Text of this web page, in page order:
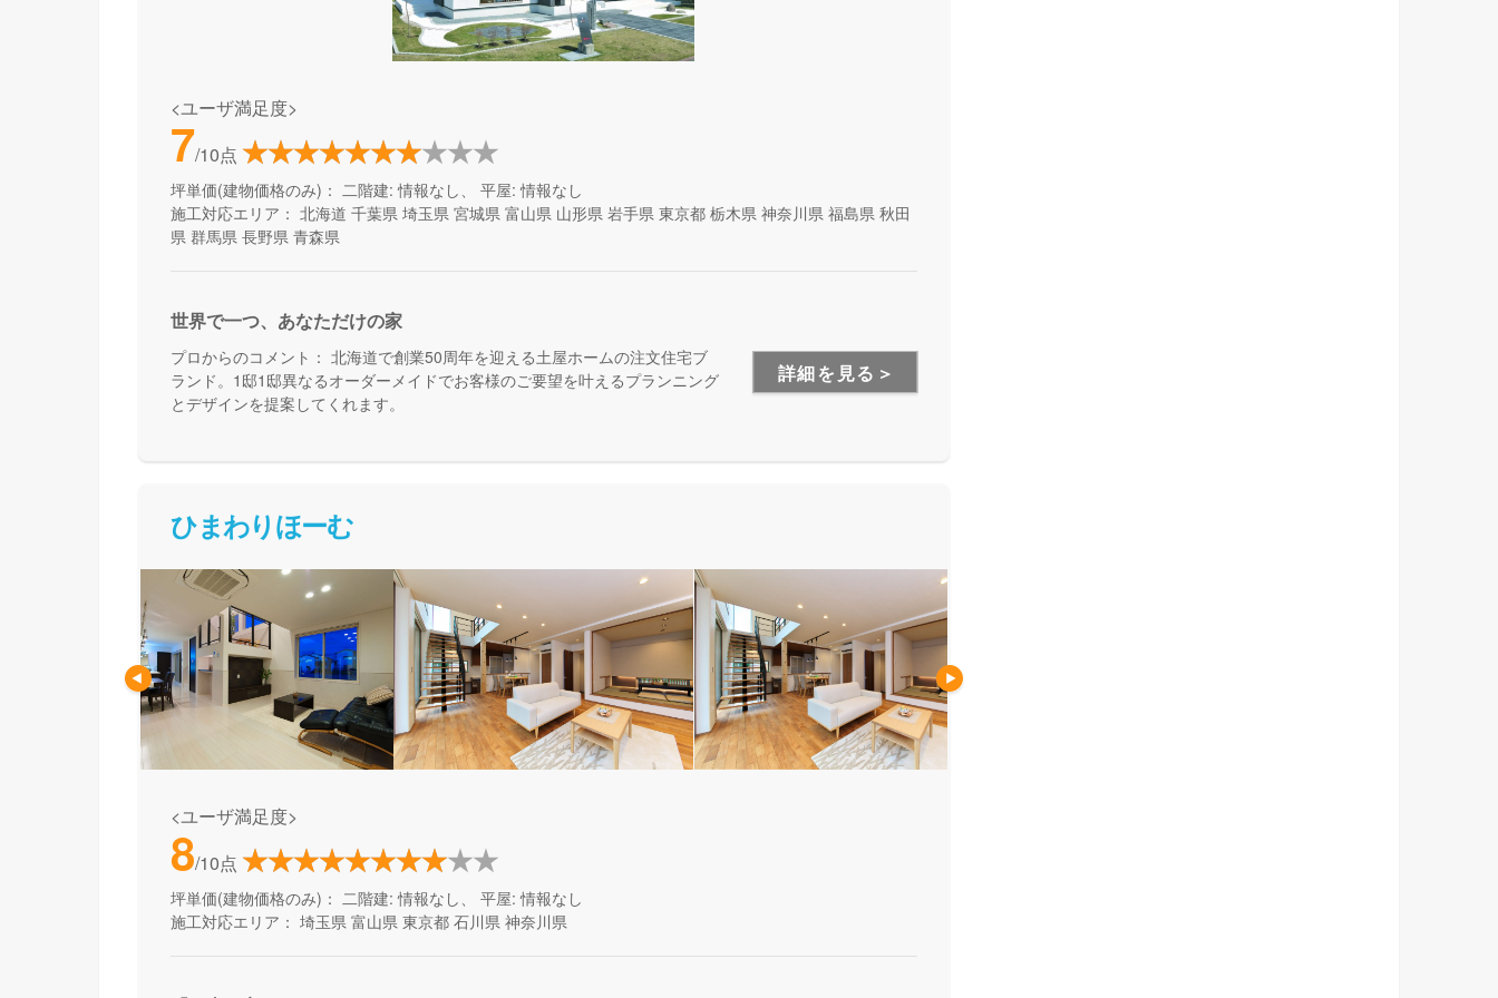
<ユーザ満足度>
7/10点
坪単価(建物価格のみ)： 二階建: 情報なし、 平屋: 情報なし
施工対応エリア： 北海道 千葉県 埼玉県 宮城県 富山県 山形県 岩手県 東京都 栃木県 神奈川県 福島県 秋田
県 群馬県 長野県 青森県
世界で一つ、あなただけの家
プロからのコメント： 北海道で創業50周年を迎える土屋ホームの注文住宅ブ
ランド。1邸1邸異なるオーダーメイドでお客様のご要望を叶えるプランニング
とデザインを提案してくれます。
詳細を見る＞
ひまわりほーむ
<ユーザ満足度>
8/10点
坪単価(建物価格のみ)： 二階建: 情報なし、 平屋: 情報なし
施工対応エリア： 埼玉県 富山県 東京都 石川県 神奈川県